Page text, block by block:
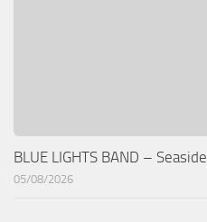
BLUE LIGHTS BAND – Seaside
05/08/2026